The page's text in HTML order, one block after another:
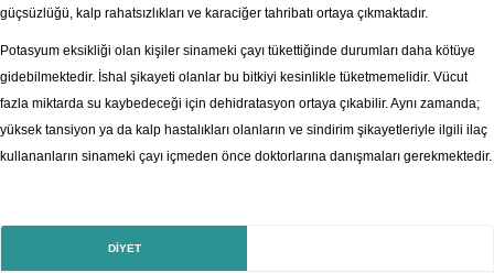
güçsüzlüğü, kalp rahatsızlıkları ve karaciğer tahribatı ortaya çıkmaktadır.
Potasyum eksikliği olan kişiler sinameki çayı tükettiğinde durumları daha kötüye
gidebilmektedir. İshal şikayeti olanlar bu bitkiyi kesinlikle tüketmemelidir. Vücut
fazla miktarda su kaybedeceği için dehidratasyon ortaya çıkabilir. Aynı zamanda;
yüksek tansiyon ya da kalp hastalıkları olanların ve sindirim şikayetleriyle ilgili ilaç
kullananların sinameki çayı içmeden önce doktorlarına danışmaları gerekmektedir.
DIYET